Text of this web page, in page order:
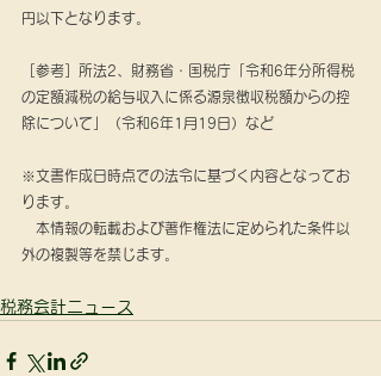
円以下となります。
［参考］所法2、財務省・国税庁「令和6年分所得税
の定額減税の給与収入に係る源泉徴収税額からの控
除について」（令和6年1月19日）など
※文書作成日時点での法令に基づく内容となってお
ります。
本情報の転載および著作権法に定められた条件以
外の複製等を禁じます。
税務会計ニュース